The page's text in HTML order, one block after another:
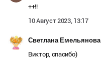
++!!
10 Август 2023, 13:17
Светлана Емельянова
Виктор, спасибо)